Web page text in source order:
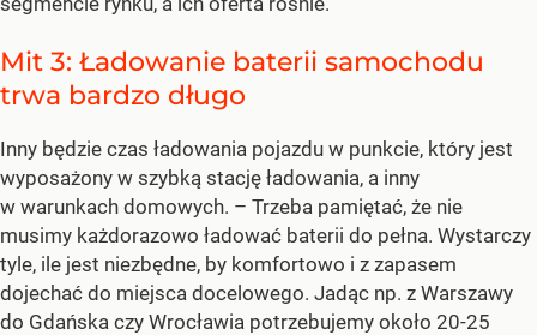
Mit 3: Ładowanie baterii samochodu
trwa bardzo długo
Inny będzie czas ładowania pojazdu w punkcie, który jest
wyposażony w szybką stację ładowania, a inny
w warunkach domowych. – Trzeba pamiętać, że nie
musimy każdorazowo ładować baterii do pełna. Wystarczy
tyle, ile jest niezbędne, by komfortowo i z zapasem
dojechać do miejsca docelowego. Jadąc np. z Warszawy
do Gdańska czy Wrocławia potrzebujemy około 20-25